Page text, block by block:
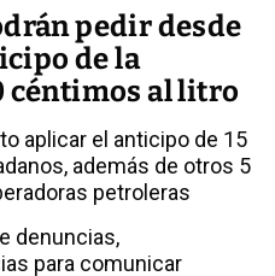
pedir desde
de la
céntimos al litro
aplicar el anticipo de 15
además de otros 5
petroleras
denuncias,
para comunicar